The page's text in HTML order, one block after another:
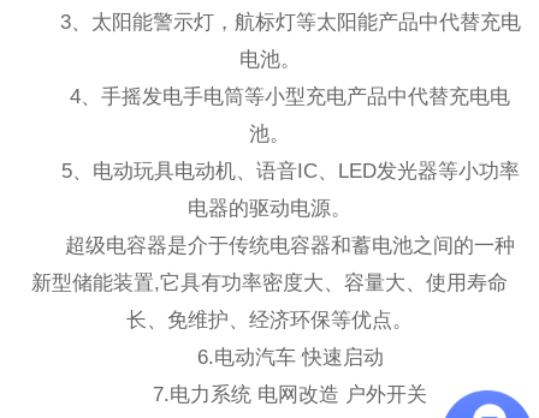
3、太阳能警示灯，航标灯等太阳能产品中代替充电
电池。
4、手摇发电手电筒等小型充电产品中代替充电电
池。
5、电动玩具电动机、语音IC、LED发光器等小功率
电器的驱动电源。
超级电容器是介于传统电容器和蓄电池之间的一种
新型储能装置,它具有功率密度大、容量大、使用寿命
长、免维护、经济环保等优点。
6.电动汽车 快速启动
7.电力系统 电网改造 户外开关